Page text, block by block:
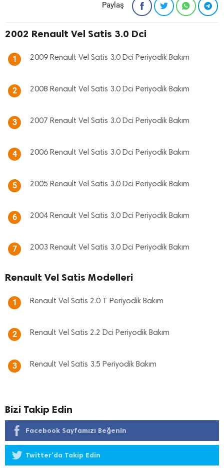
Paylaş
2002 Renault Vel Satis 3.0 Dci
1 2009 Renault Vel Satis 3.0 Dci Periyodik Bakım
2 2008 Renault Vel Satis 3.0 Dci Periyodik Bakım
3 2007 Renault Vel Satis 3.0 Dci Periyodik Bakım
4 2006 Renault Vel Satis 3.0 Dci Periyodik Bakım
5 2005 Renault Vel Satis 3.0 Dci Periyodik Bakım
6 2004 Renault Vel Satis 3.0 Dci Periyodik Bakım
7 2003 Renault Vel Satis 3.0 Dci Periyodik Bakım
Renault Vel Satis Modelleri
1 Renault Vel Satis 2.0 T Periyodik Bakım
2 Renault Vel Satis 2.2 Dci Periyodik Bakım
3 Renault Vel Satis 3.5 Periyodik Bakım
Bizi Takip Edin
Facebook Sayfamızı Beğenin
Twitter'da Takip Edin